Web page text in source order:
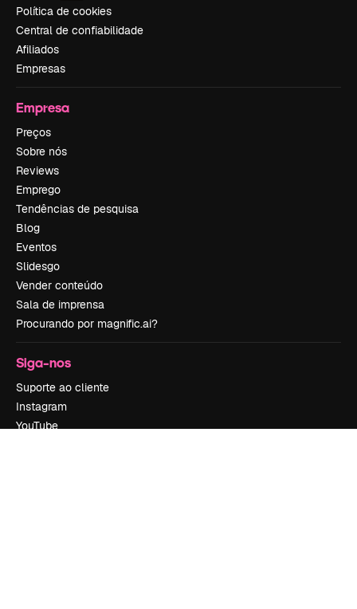
Política de cookies
Central de confiabilidade
Afiliados
Empresas
Empresa
Preços
Sobre nós
Reviews
Emprego
Tendências de pesquisa
Blog
Eventos
Slidesgo
Vender conteúdo
Sala de imprensa
Procurando por magnific.ai?
Siga-nos
Suporte ao cliente
Instagram
YouTube